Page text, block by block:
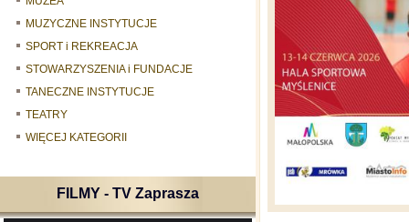
MUZYCZNE INSTYTUCJE
SPORT i REKREACJA
STOWARZYSZENIA i FUNDACJE
TANECZNE INSTYTUCJE
TEATRY
WIĘCEJ KATEGORII
FILMY - TV Zaprasza